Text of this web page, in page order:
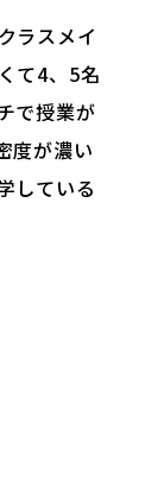
ラスメイ
て4、5名
で授業が
度が濃い
している